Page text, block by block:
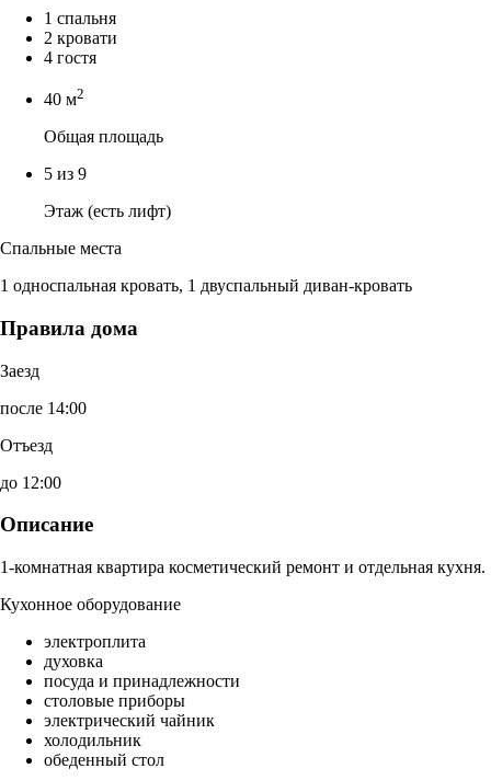
1 спальня
2 кровати
4 гостя
40 м2
Общая площадь
5 из 9
Этаж (есть лифт)
Спальные места
1 односпальная кровать, 1 двуспальный диван-кровать
Правила дома
Заезд
после 14:00
Отъезд
до 12:00
Описание
1-комнатная квартира косметический ремонт и отдельная кухня.
Кухонное оборудование
электроплита
духовка
посуда и принадлежности
столовые приборы
электрический чайник
холодильник
обеденный стол